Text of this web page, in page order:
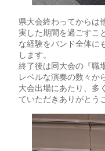
県大会終わってからは
実した期間を過ごすこ
な経験をバンド全体に
します。
終了後は同大会の『職
レベルな演奏の数々か
大会出場にあたり、多
ていただきありがとう